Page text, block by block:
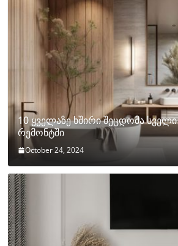
10 ყველაზე ხშირი შეცდომა
რემონტში
October 24, 2024